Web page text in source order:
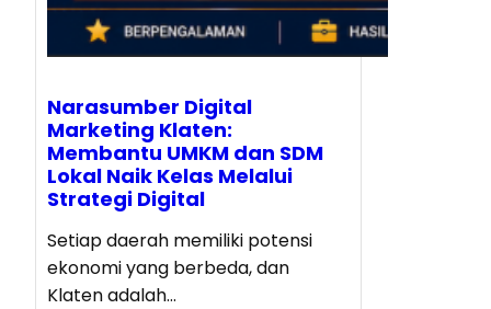
Narasumber Digital
Marketing Klaten:
Membantu UMKM dan SDM
Lokal Naik Kelas Melalui
Strategi Digital
Setiap daerah memiliki potensi
ekonomi yang berbeda, dan
Klaten adalah…